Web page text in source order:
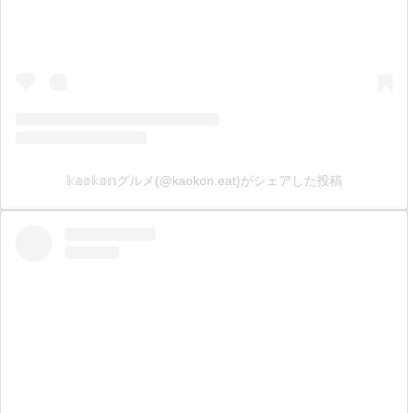
𝕜𝕒𝕠𝕜𝕠𝕟グルメ(@kaokon.eat)がシェアした投稿